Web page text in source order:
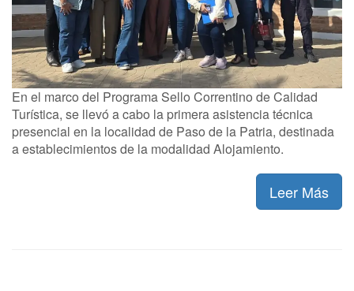
En el marco del Programa Sello Correntino de Calidad
Turística, se llevó a cabo la primera asistencia técnica
presencial en la localidad de Paso de la Patria, destinada
a establecimientos de la modalidad Alojamiento.
Leer Más